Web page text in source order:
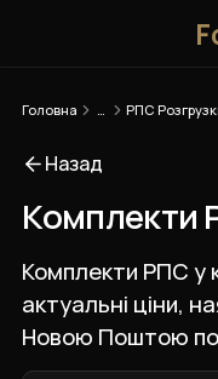
Головна РПС
Назад
Комплекти
Комплекти РПС у
актуальні ціни,
Новою Поштою по